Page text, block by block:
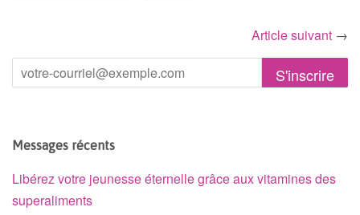
Article suivant →
Messages récents
Libérez votre jeunesse éternelle grâce aux vitamines des
superaliments